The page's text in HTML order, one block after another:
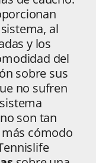
al
y los
del
sobre sus
no sufren
son tan
cómodo